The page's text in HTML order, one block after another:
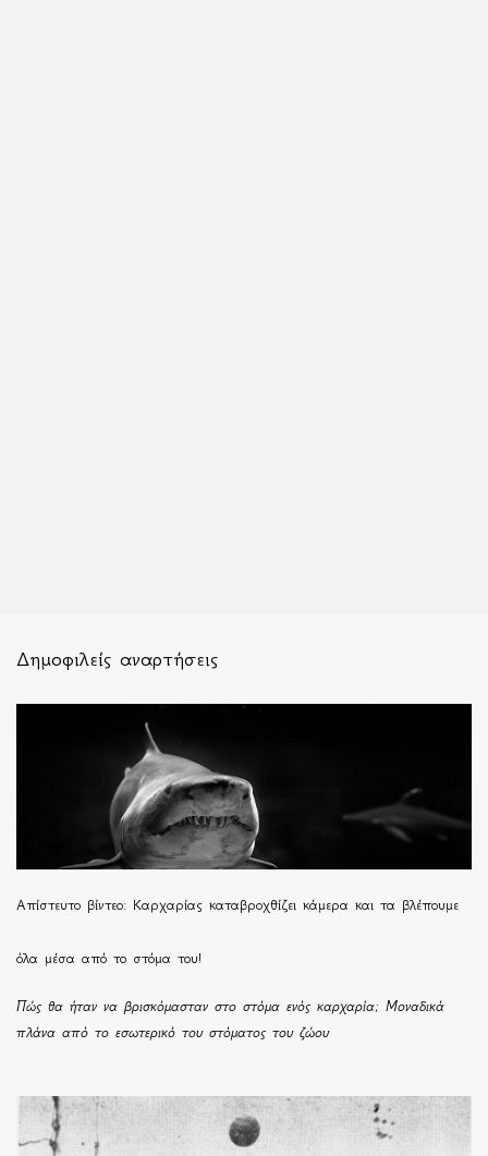
Δημοφιλείς αναρτήσεις
Απίστευτο βίντεο: Καρχαρίας καταβροχθίζει κάμερα και τα βλέπουμε
όλα μέσα από το στόμα του!
Πώς θα ήταν να βρισκόμασταν στο στόμα ενός καρχαρία; Μοναδικά
πλάνα από το εσωτερικό του στόματος του ζώου